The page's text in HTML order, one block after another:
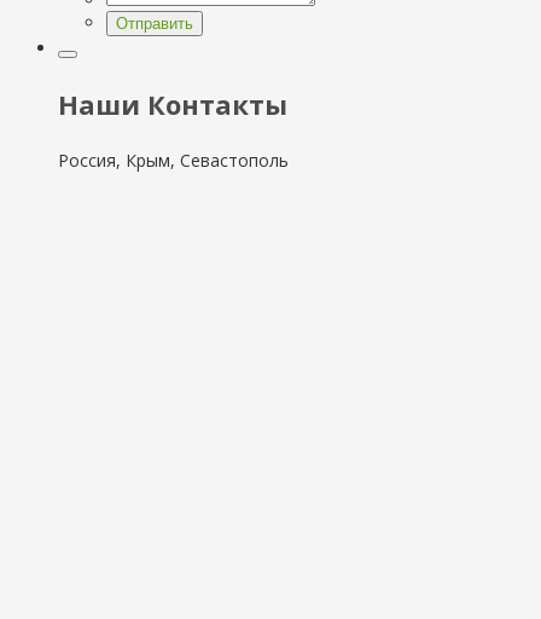
Отправить
Наши Контакты
Россия, Крым, Севастополь